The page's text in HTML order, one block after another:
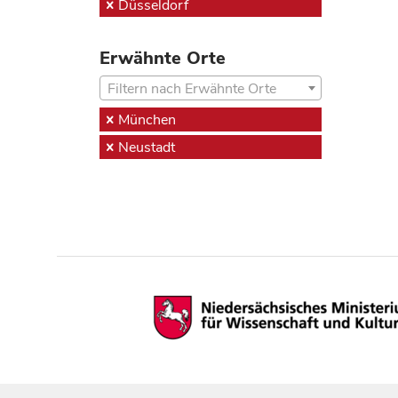
Düsseldorf
Erwähnte Orte
Filtern nach Erwähnte Orte
München
Neustadt